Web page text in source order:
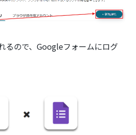
るので、Googleフォームにログ